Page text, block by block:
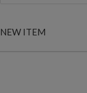
NEW ITEM